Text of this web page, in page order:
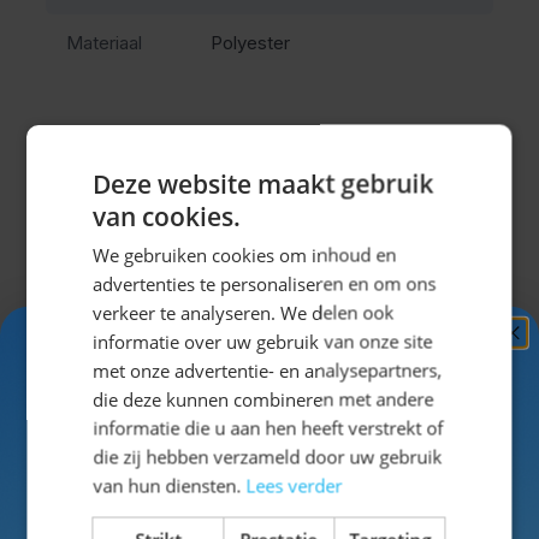
bierfeest.
Materiaal Polyester
Misschien vind je dit ook leuk?
Navigeren door de elementen van de carrousel is
Druk om carrousel over te slaan
Druk op om naar carrouselnavigatie te gaan
Deze website maakt gebruik
van cookies.
We gebruiken cookies om inhoud en
advertenties te personaliseren en om ons
verkeer te analyseren. We delen ook
informatie over uw gebruik van onze site
met onze advertentie- en analysepartners,
die deze kunnen combineren met andere
informatie die u aan hen heeft verstrekt of
die zij hebben verzameld door uw gebruik
van hun diensten. Lees verder
Ontvang5%
KORTING!
Schrijf je nuin voor de nieuwsbrief en ontvang toegang
tot exclusieve kortingen!
Voor- en achternaam